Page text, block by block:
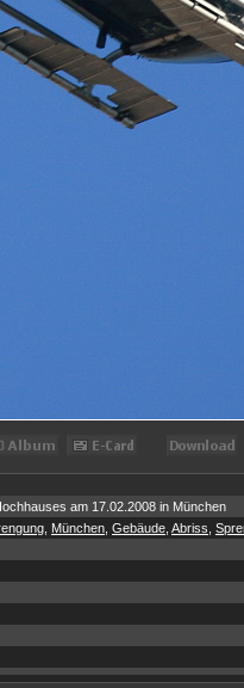
am 17.02.2008 in München
München Gebäude Abriss